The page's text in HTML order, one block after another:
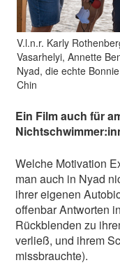
V.l.n.r. Karly
Vasarhelyi, Annette
Nyad, die echte
Chin
Ein Film auch für
Welche Motivation
man auch in Nyad
ihrer eigenen
offenbar Antworten
Rückblenden zu
verließ, und ihrem
missbrauchte).